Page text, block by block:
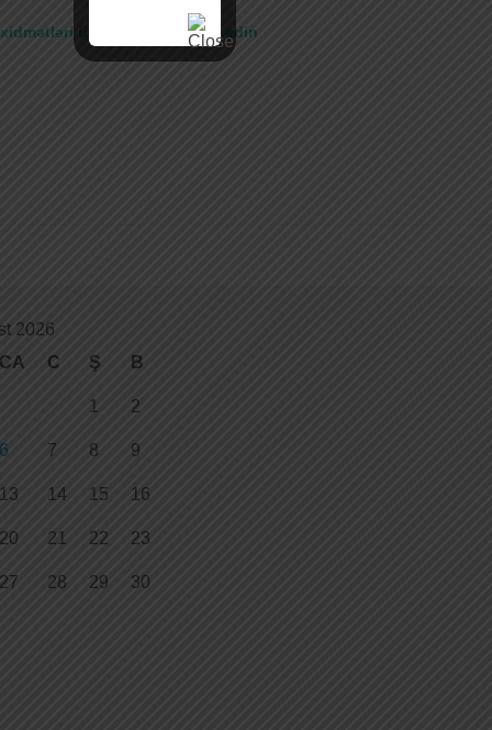
üçün bizə müraciət edin
2026
CA C Ş B
1 2
6 7 8 9
13 14 15 16
20 21 22 23
27 28 29 30